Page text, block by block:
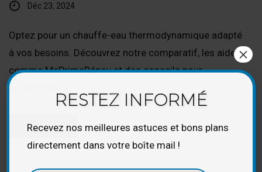
Déc 23, 2024
Optez pour un chauffe-eau thermodynamique adapté
à vos besoins. Découvrez notre comparatif, les aides
comme MaPrimeRénov et des conseils pour
économiser.
Lire la suite
RESTEZ INFORMÉ
Recevez nos meilleures astuces et bons plans
directement dans votre boîte mail !
×